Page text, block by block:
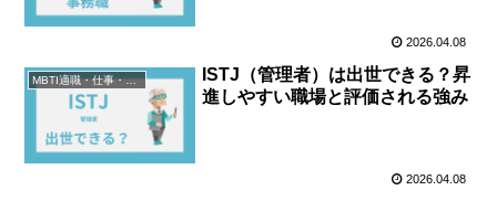
2026.04.08
MBTI適職・仕事・資格
ISTJ（管理者）は出世できる？昇
進しやすい職場と評価される強み
2026.04.08